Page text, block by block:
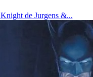
de Jurgens &...